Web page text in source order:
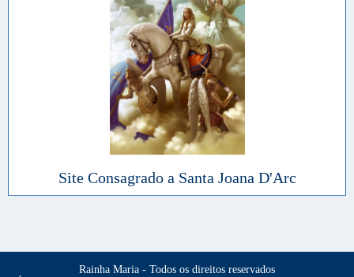
Site Consagrado a Santa Joana D'Arc
Rainha Maria - Todos os direitos reservados